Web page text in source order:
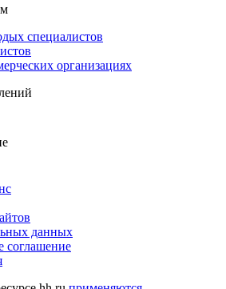
специалистов
организациях
данных
соглашение